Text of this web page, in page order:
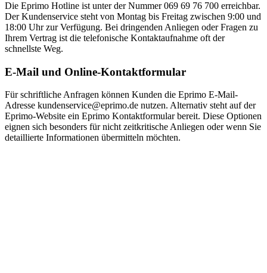
Die Eprimo Hotline ist unter der Nummer 069 69 76 700 erreichbar.
Der Kundenservice steht von Montag bis Freitag zwischen 9:00 und
18:00 Uhr zur Verfügung. Bei dringenden Anliegen oder Fragen zu
Ihrem Vertrag ist die telefonische Kontaktaufnahme oft der
schnellste Weg.
E-Mail und Online-Kontaktformular
Für schriftliche Anfragen können Kunden die Eprimo E-Mail-
Adresse kundenservice@eprimo.de nutzen. Alternativ steht auf der
Eprimo-Website ein Eprimo Kontaktformular bereit. Diese Optionen
eignen sich besonders für nicht zeitkritische Anliegen oder wenn Sie
detaillierte Informationen übermitteln möchten.